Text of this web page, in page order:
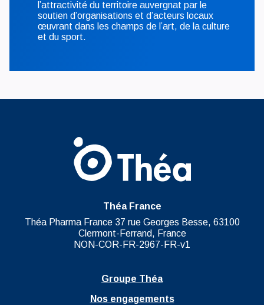
l’attractivité du territoire auvergnat par le
soutien d’organisations et d’acteurs locaux
œuvrant dans les champs de l’art, de la culture
et du sport.
Théa France
Théa Pharma France 37 rue Georges Besse, 63100
Clermont-Ferrand, France
NON-COR-FR-2967-FR-v1
Groupe Théa
Nos engagements